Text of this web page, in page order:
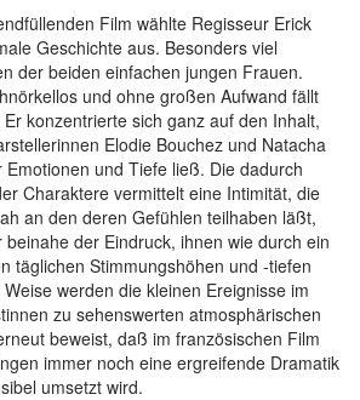
Film wählte Regisseur Erick
Geschichte aus. Besonders viel
der beiden einfachen jungen Frauen.
und ohne großen Aufwand fällt
konzentrierte sich ganz auf den Inhalt,
Elodie Bouchez und Natacha
Emotionen und Tiefe ließ. Die dadurch
Charaktere vermittelt eine Intimität, die
an den deren Gefühlen teilhaben läßt,
der Eindruck, ihnen wie durch ein
täglichen Stimmungshöhen und -tiefen
werden die kleinen Ereignisse im
zu sehenswerten atmosphärischen
beweist, daß im französischen Film
immer noch eine ergreifende Dramatik
umsetzt wird.